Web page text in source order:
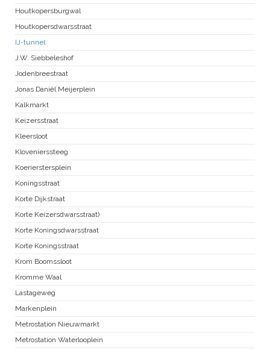
Houtkopersburgwal
Houtkopersdwarsstraat
IJ-tunnel
J.W. Siebbeleshof
Jodenbreestraat
Jonas Daniël Meijerplein
Kalkmarkt
Keizersstraat
Kleersloot
Klovenierssteeg
Koerierstersplein
Koningsstraat
Korte Dijkstraat
Korte Keizersdwarsstraat)
Korte Koningsdwarsstraat
Korte Koningsstraat
Krom Boomssloot
Kromme Waal
Lastageweg
Markenplein
Metrostation Nieuwmarkt
Metrostation Waterlooplein